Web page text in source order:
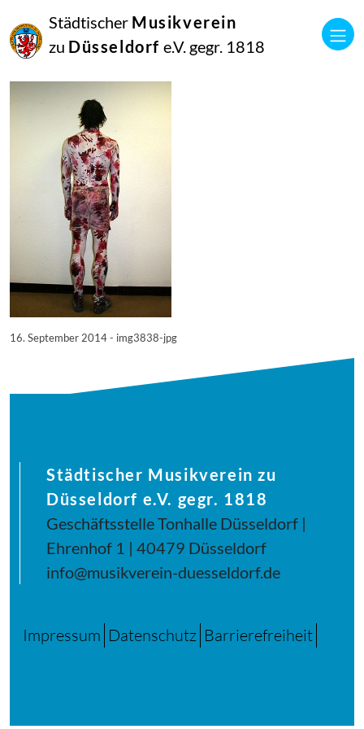
Städtischer Musikverein
zu Düsseldorf e.V. gegr. 1818
September
2014
Manfred Hill
16. September 2014 - img3838-jpg
Städtischer Musikverein zu
Düsseldorf e.V. gegr. 1818
Geschäftsstelle Tonhalle Düsseldorf |
Ehrenhof 1 | 40479 Düsseldorf
info@musikverein-duesseldorf.de
Impressum Datenschutz Barrierefreiheit